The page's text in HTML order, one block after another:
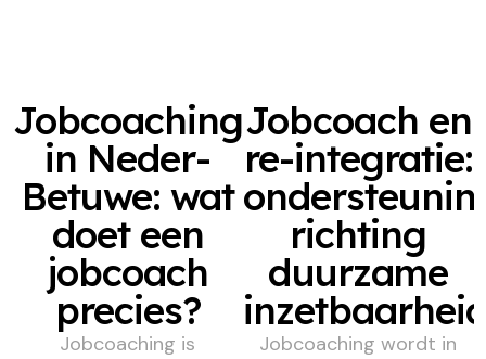
Jobcoaching
in Neder-
Betuwe: wat
doet een
jobcoach
precies?
Jobcoaching is
Jobcoach en
re-integratie:
richting
duurzame
Jobcoaching wordt in